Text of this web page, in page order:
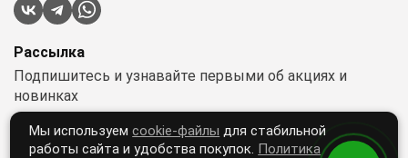
Рассылка
Подпишитесь и узнавайте первыми об акциях и
новинках
Мы используемcookie-файлы для стабильной
работы сайта и удобства покупок. Политика